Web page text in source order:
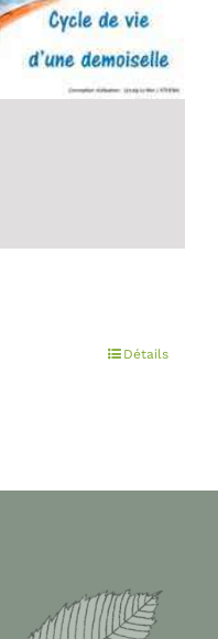
Détails